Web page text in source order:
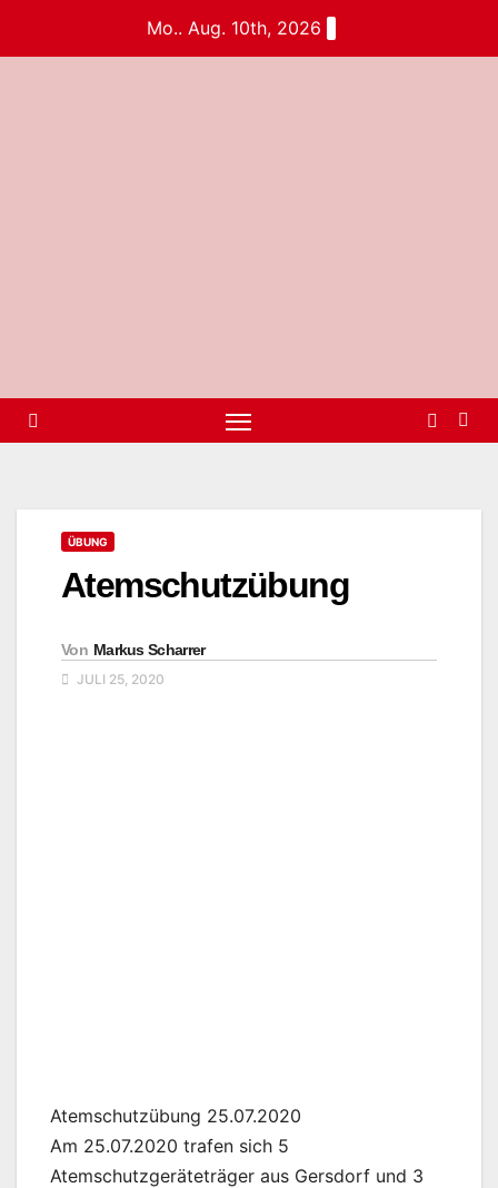
Mo.. Aug. 10th, 2026
ÜBUNG
Atemschutzübung
Von Markus Scharrer
JULI 25, 2020
Atemschutzübung 25.07.2020
Am 25.07.2020 trafen sich 5
Atemschutzgeräteträger aus Gersdorf und 3